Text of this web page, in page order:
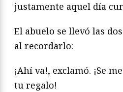
justamente aquel día
El abuelo se llevó las
al recordarlo:
¡Ahí va!, exclamó. ¡Se
tu regalo!